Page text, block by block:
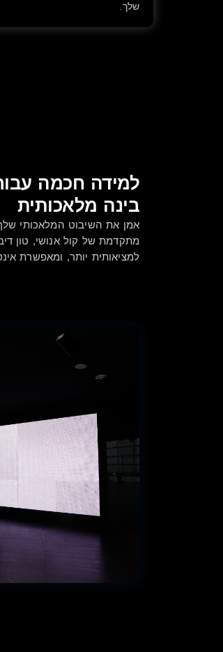
שלך.
למידה חכמה
בינה מלאכותית
אמן את השיבוט המלאכותי
מתקדמת של קול אנושי, טון
למציאותית יותר, ומאפשרת